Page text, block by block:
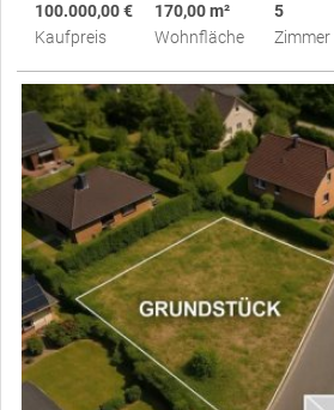
100.000,00 €
Kaufpreis
170,00 m²
Wohnfläche
5
Zimmer